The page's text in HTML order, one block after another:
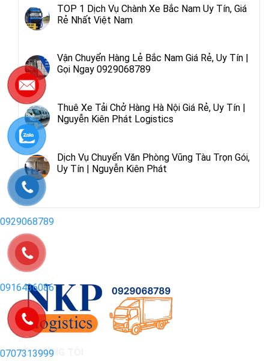
TOP 1 Dịch Vụ Chành Xe Bắc Nam Uy Tín, Giá
Rẻ Nhất Việt Nam
Vận Chuyển Hàng Lẻ Bắc Nam Giá Rẻ, Uy Tín |
Gọi Ngay 0929068789
Thuê Xe Tải Chở Hàng Hà Nội Giá Rẻ, Uy Tín |
Nguyễn Kiên Phát Logistics
Dịch Vụ Chuyển Văn Phòng Vũng Tàu Trọn Gói,
Uy Tín | Nguyễn Kiên Phát
VỀ CHÚNG TÔI
0929068789
0916436086
0707313999